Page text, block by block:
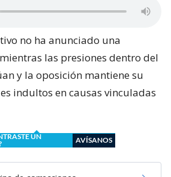
no ha anunciado una
las presiones dentro del
y la oposición mantiene su
indultos en causas vinculadas
UN
AVÍSANOS